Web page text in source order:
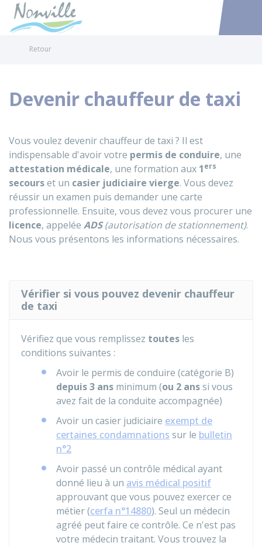
Accéder
Retour
Devenir chauffeur de taxi
Vous voulez devenir chauffeur de taxi ? Il est
indispensable d'avoir votre permis de conduire, une
attestation médicale, une formation aux 1ers
secourset un casier judiciaire vierge. Vous devez
réussir un examen puis demander une carte
professionnelle. Ensuite, vous devez vous procurer une
licence, appelée ADS(autorisation de stationnement).
Nous vous présentons les informations nécessaires.
Vérifier si vous pouvez devenir chauffeur
de taxi
Vérifiez que vous remplissez toutes les
conditions suivantes :
Avoir le permis de conduire (catégorie B)
depuis 3 ans minimum (ou 2 anssi vous
avez fait de la conduite accompagnée)
Avoir un casier judiciaire exempt de
certaines condamnations sur le bulletin
n°2
Avoir passé un contrôle médical ayant
donné lieu à un avis médical positif
approuvant que vous pouvez exercer ce
métier (cerfa n°14880). Seul un médecin
agréé peut faire ce contrôle. Ce n'est pas
votre médecin traitant. Vous trouvez la